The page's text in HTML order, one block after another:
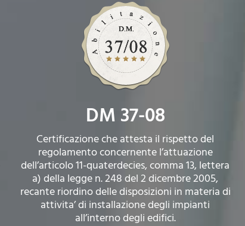
DM 37-08
Certificazione che attesta il rispetto del
regolamento concernente l’attuazione
dell’articolo 11-quaterdecies, comma 13, lettera
a) della legge n. 248 del 2 dicembre 2005,
recante riordino delle disposizioni in materia di
attivita’ di installazione degli impianti
all’interno degli edifici.